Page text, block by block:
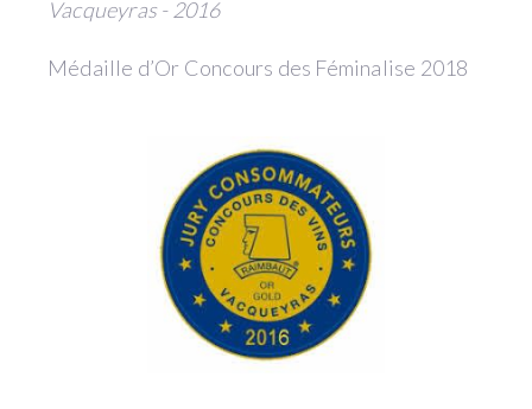
Vacqueyras - 2016
Médaille d’Or Concours des Féminalise 2018